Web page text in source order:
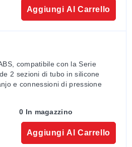
Aggiungi Al Carrello
compatibile con la Serie
2 sezioni di tubo in silicone
e connessioni di pressione
0 In magazzino
Aggiungi Al Carrello